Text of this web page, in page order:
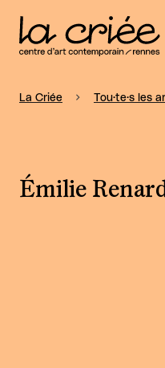
La Criée Tou·te·s les
Émilie